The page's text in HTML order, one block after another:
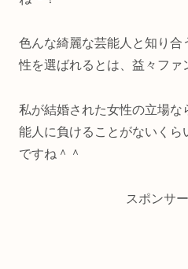
色んな綺麗な芸能人と知り
性を選ばれるとは、益々ファ
私が結婚された女性の立場
能人に負けることがないくら
ですね＾＾
スポンサ